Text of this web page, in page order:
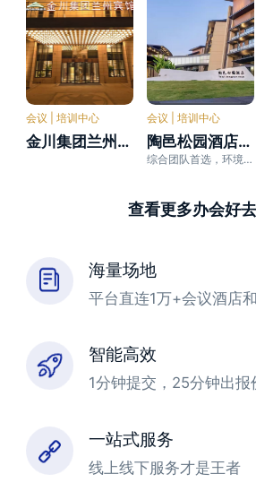
会议 | 培训中心
金川集团兰州宾馆
会议 | 培训中心
陶邑松园酒店(景德镇艺术职业大学高铁北站店)
综合团队首选，环境优雅、安静、交通便利；近北站、陶溪川12分、博物馆20分
查看更多办会好
海量场地
平台直连1万+会议酒店
智能高效
1分钟提交，25分钟出报
一站式服务
线上线下服务才是王者